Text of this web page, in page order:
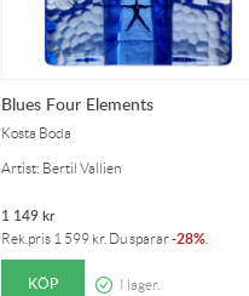
Blues Four Elements
Kosta Boda
Artist: Bertil Vallien
1 149kr
Rek.pris 1 599 kr. Du sparar-28%
KÖP I lager.